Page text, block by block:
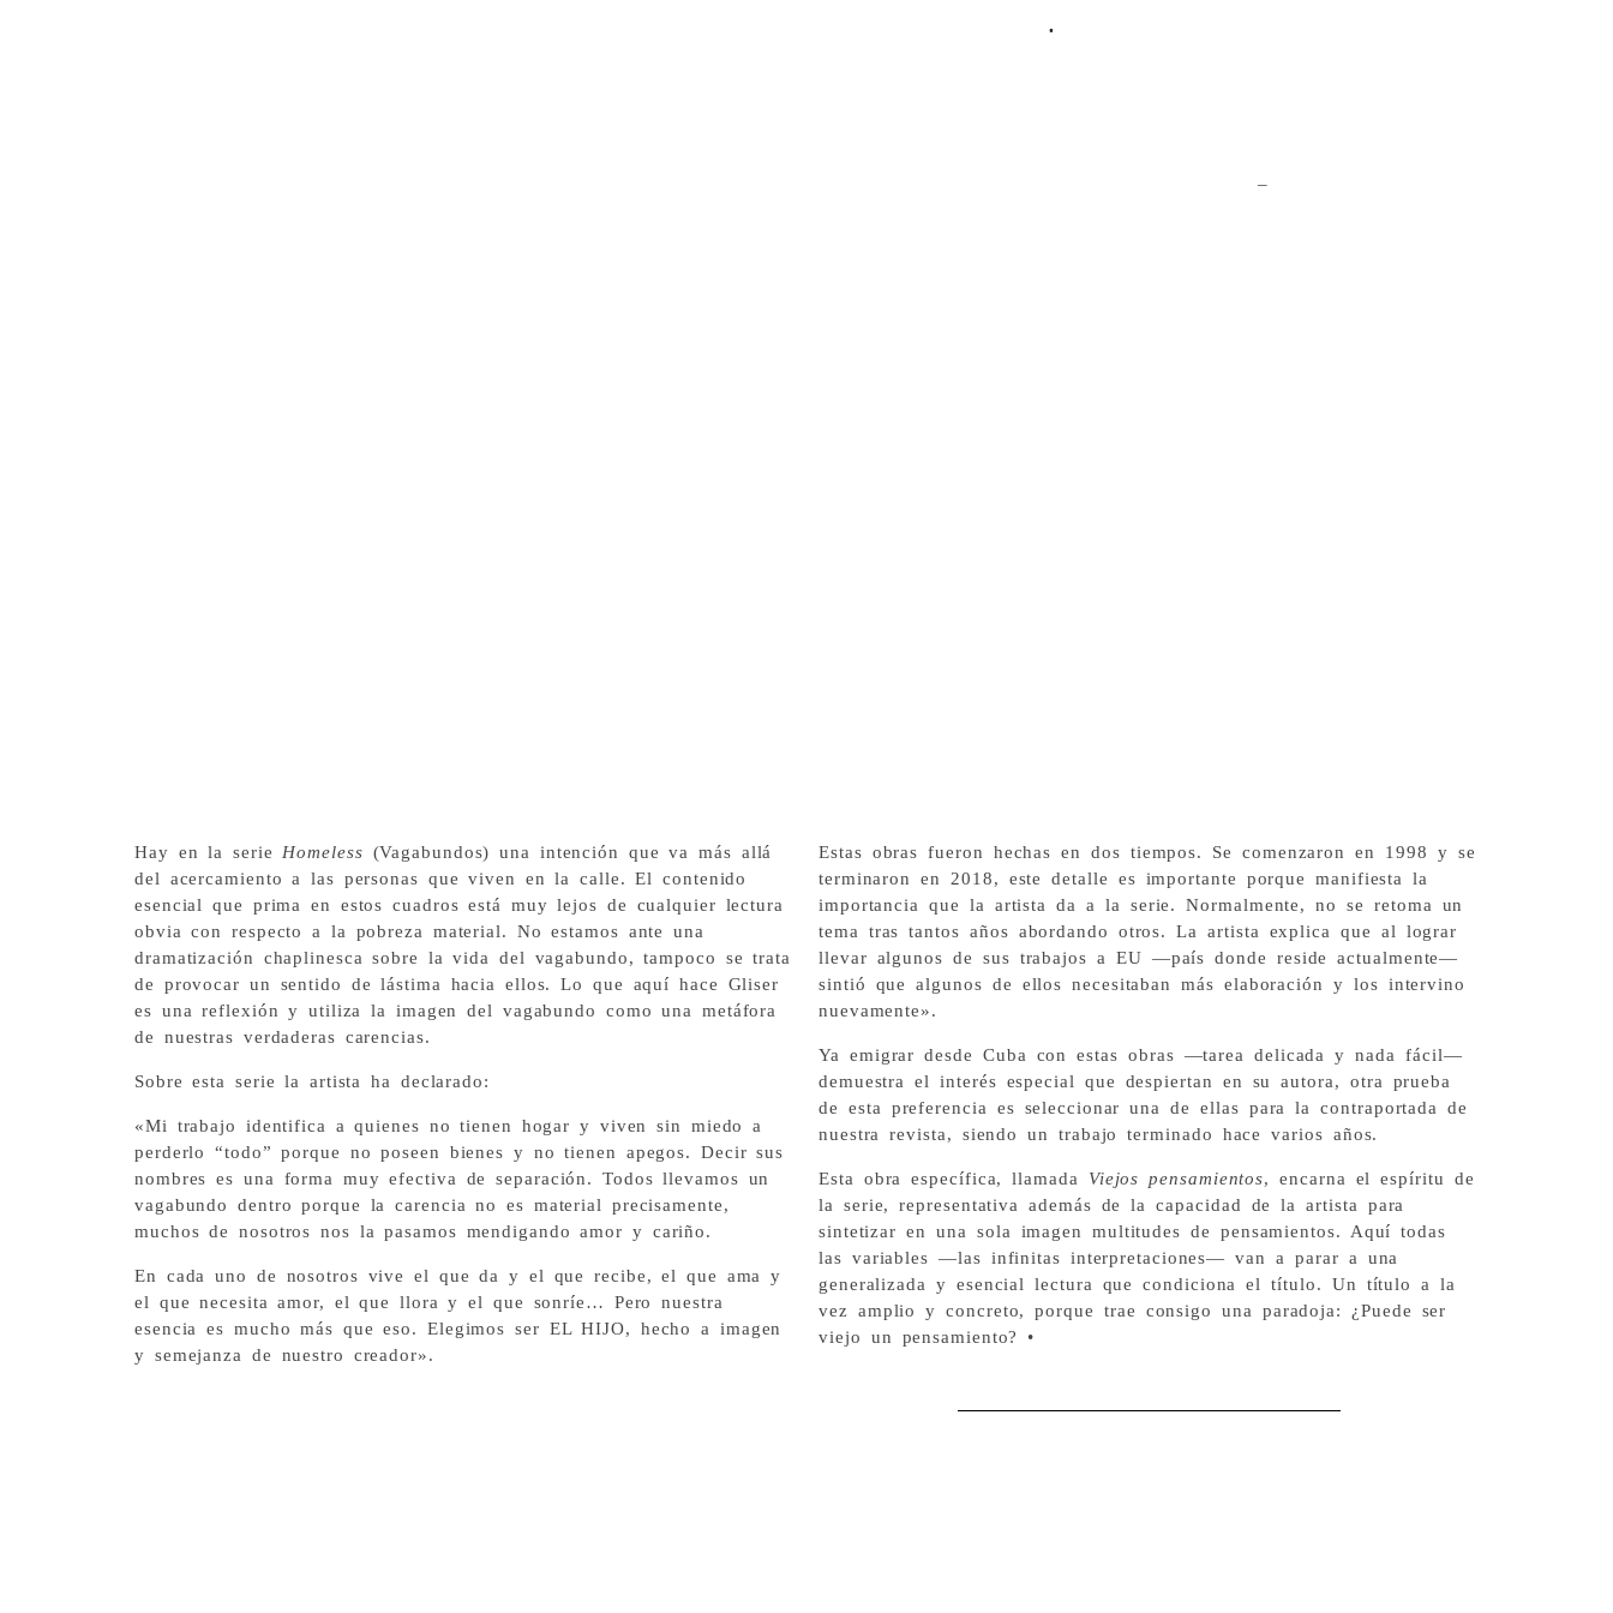
.
–
Hay en la serie Homeless (Vagabundos) una intención que va más allá
del acercamiento a las personas que viven en la calle. El contenido
esencial que prima en estos cuadros está muy lejos de cualquier lectura
obvia con respecto a la pobreza material. No estamos ante una
dramatización chaplinesca sobre la vida del vagabundo, tampoco se trata
de provocar un sentido de lástima hacia ellos. Lo que aquí hace Gliser
es una reflexión y utiliza la imagen del vagabundo como una metáfora
de nuestras verdaderas carencias.
Sobre esta serie la artista ha declarado:
«Mi trabajo identifica a quienes no tienen hogar y viven sin miedo a
perderlo “todo” porque no poseen bienes y no tienen apegos. Decir sus
nombres es una forma muy efectiva de separación. Todos llevamos un
vagabundo dentro porque la carencia no es material precisamente,
muchos de nosotros nos la pasamos mendigando amor y cariño.
En cada uno de nosotros vive el que da y el que recibe, el que ama y
el que necesita amor, el que llora y el que sonríe… Pero nuestra
esencia es mucho más que eso. Elegimos ser EL HIJO, hecho a imagen
y semejanza de nuestro creador».
Estas obras fueron hechas en dos tiempos. Se comenzaron en 1998 y se
terminaron en 2018, este detalle es importante porque manifiesta la
importancia que la artista da a la serie. Normalmente, no se retoma un
tema tras tantos años abordando otros. La artista explica que al lograr
llevar algunos de sus trabajos a EU —país donde reside actualmente—
sintió que algunos de ellos necesitaban más elaboración y los intervino
nuevamente».
Ya emigrar desde Cuba con estas obras —tarea delicada y nada fácil—
demuestra el interés especial que despiertan en su autora, otra prueba
de esta preferencia es seleccionar una de ellas para la contraportada de
nuestra revista, siendo un trabajo terminado hace varios años.
Esta obra específica, llamada Viejos pensamientos, encarna el espíritu de
la serie, representativa además de la capacidad de la artista para
sintetizar en una sola imagen multitudes de pensamientos. Aquí todas
las variables —las infinitas interpretaciones— van a parar a una
generalizada y esencial lectura que condiciona el título. Un título a la
vez amplio y concreto, porque trae consigo una paradoja: ¿Puede ser
viejo un pensamiento? •